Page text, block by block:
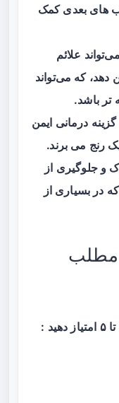
های بعدی کمک
علائم
دهد، که می‌تواند
تر باشد.
درمانی ایمن
رنج می برند.
و جلوگیری از
در بسیاری از
مطلب